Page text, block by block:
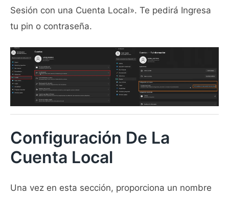
Sesión con una Cuenta Local». Te pedirá Ingresa
tu pin o contraseña.
Configuración De La
Cuenta Local
Una vez en esta sección, proporciona un nombre